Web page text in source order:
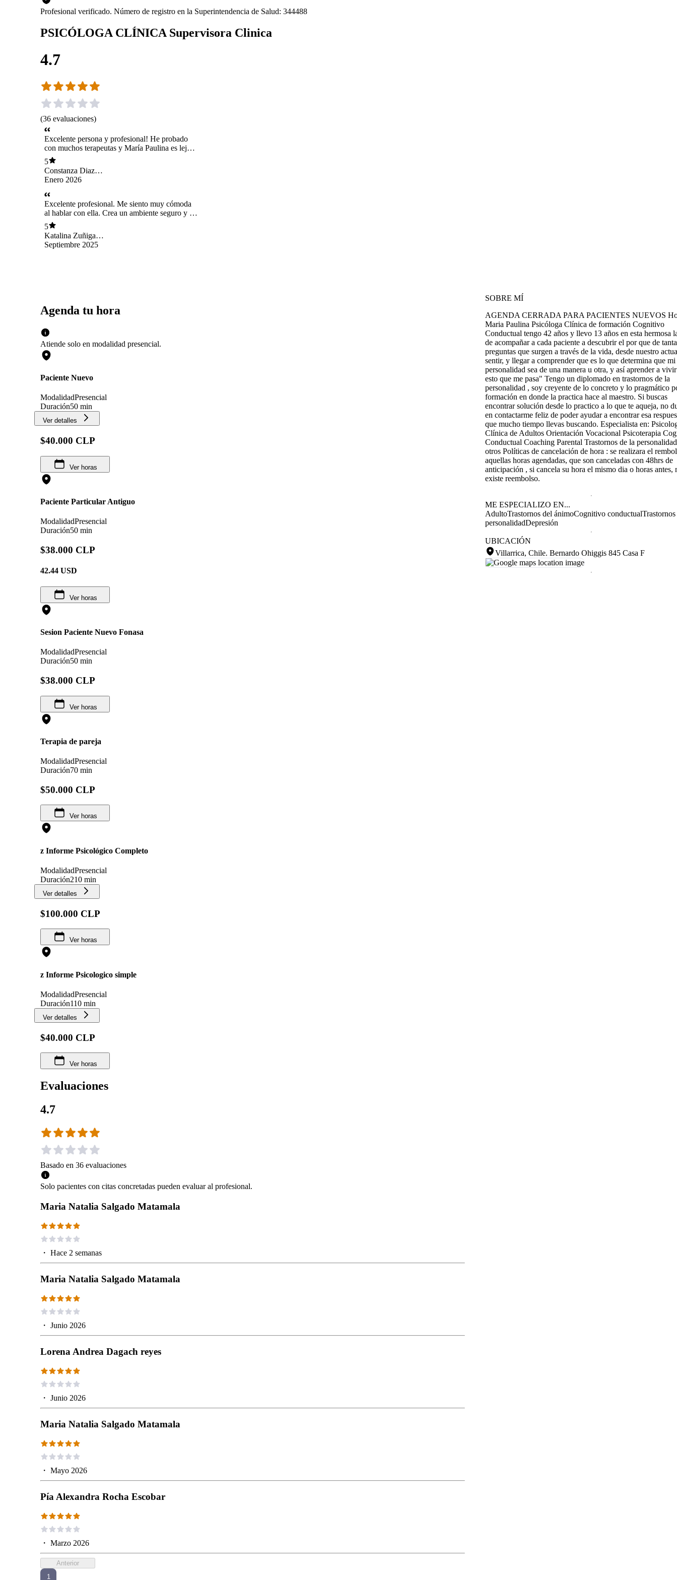
Profesional verificado. Número de registro en la Superintendencia de Salud: 344488
PSICÓLOGA CLÍNICA Supervisora Clinica
4.7
(36 evaluaciones)
Excelente persona y profesional! He probado
con muchos terapeutas y María Paulina es lejos
la mejor! Con ella he avanzado muchísimo!
Genera una valiosisima conexión con el
paciente y te da las herramientas para lograr los
objetivos. 1000% recomendada!
5
Constanza Diaz
Herrera
Enero 2026
Excelente profesional. Me siento muy cómoda
al hablar con ella. Crea un ambiente seguro y de
confianza. La recomiendo al 100%.
5
Katalina Zuñiga
Aravena
Septiembre 2025
Agenda tu hora
Atiende solo en modalidad presencial.
Paciente Nuevo
ModalidadPresencial
Duración50 min
Ver detalles
$40.000 CLP
Ver horas
Paciente Particular Antiguo
ModalidadPresencial
Duración50 min
$38.000 CLP
42.44 USD
Ver horas
Sesion Paciente Nuevo Fonasa
ModalidadPresencial
Duración50 min
$38.000 CLP
Ver horas
Terapia de pareja
ModalidadPresencial
Duración70 min
$50.000 CLP
Ver horas
z Informe Psicológico Completo
ModalidadPresencial
Duración210 min
Ver detalles
$100.000 CLP
Ver horas
z Informe Psicologico simple
ModalidadPresencial
Duración110 min
Ver detalles
$40.000 CLP
Ver horas
Evaluaciones
4.7
Basado en 36 evaluaciones
Solo pacientes con citas concretadas pueden evaluar al profesional.
Maria Natalia Salgado Matamala
・ Hace 2 semanas
Maria Natalia Salgado Matamala
・ Junio 2026
Lorena Andrea Dagach reyes
・ Junio 2026
Maria Natalia Salgado Matamala
・ Mayo 2026
Pía Alexandra Rocha Escobar
・ Marzo 2026
Anterior
1
SOBRE MÍ
AGENDA CERRADA PARA PACIENTES NUEVOS
Maria Paulina Psicóloga Clínica de formación Cognitivo
Conductual tengo 42 años y llevo 13 años en esta hermosa
de acompañar a cada paciente a descubrir el por que de
preguntas que surgen a través de la vida, desde nuestro
sentir, y llegar a comprender que es lo que determina que mi
personalidad sea de una manera u otra, y así aprender a
esto que me pasa" Tengo un diplomado en trastornos de la
personalidad , soy creyente de lo concreto y lo pragmático
formación en donde la practica hace al maestro. Si buscas
encontrar solución desde lo practico a lo que te aqueja, no
en contactarme feliz de poder ayudar a encontrar esa
que mucho tiempo llevas buscando. Especialista en:
Clínica de Adultos Orientación Vocacional Psicoterapia
Conductual Coaching Parental Trastornos de la
otros Políticas de cancelación de hora : se realizara el
aquellas horas agendadas, que son canceladas con 48hrs de
anticipación , si cancela su hora el mismo dia o horas antes,
existe reembolso.
ME ESPECIALIZO EN...
AdultoTrastornos del ánimoCognitivo conductual
personalidadDepresión
UBICACIÓN
Villarrica, Chile. Bernardo Ohiggis 845 Casa F